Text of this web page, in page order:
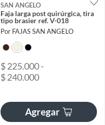
SAN ANGELO
Faja larga post quirúrgica, tira
tipo brasier ref. V-018
Por FAJAS SAN ANGELO
$ 225.000 -
$ 240.000
Agregar